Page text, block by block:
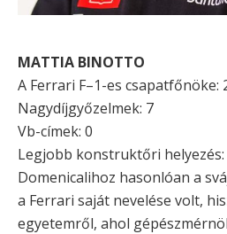
MATTIA BINOTTO
A Ferrari F–1-es csapatfőnöke:
Nagydíjgyőzelmek: 7
Vb-címek: 0
Legjobb konstruktőri helyezés:
Domenicalihoz hasonlóan a
a Ferrari saját nevelése volt,
egyetemről, ahol